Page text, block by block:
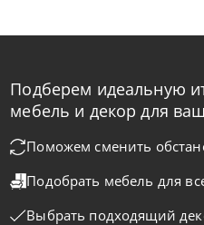
Franco Bianchini
На заказ 45-90 дн
Подберем идеальную
мебель и декор для
Поможем сменить
Подобрать мебель для
Выбрать подходящий